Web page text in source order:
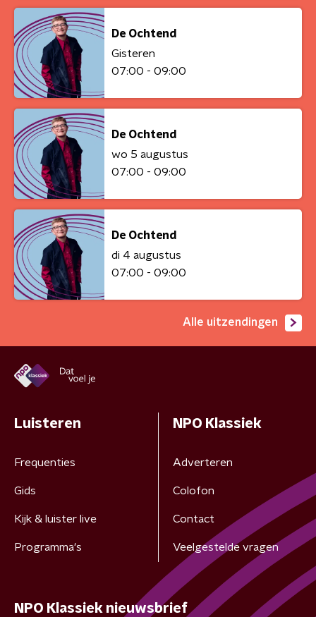
De Ochtend
Gisteren
07:00 - 09:00
De Ochtend
wo 5 augustus
07:00 - 09:00
De Ochtend
di 4 augustus
07:00 - 09:00
Alle uitzendingen
Luisteren
Frequenties
Gids
Kijk & luister live
Programma's
NPO Klassiek
Adverteren
Colofon
Contact
Veelgestelde vragen
NPO Klassiek nieuwsbrief